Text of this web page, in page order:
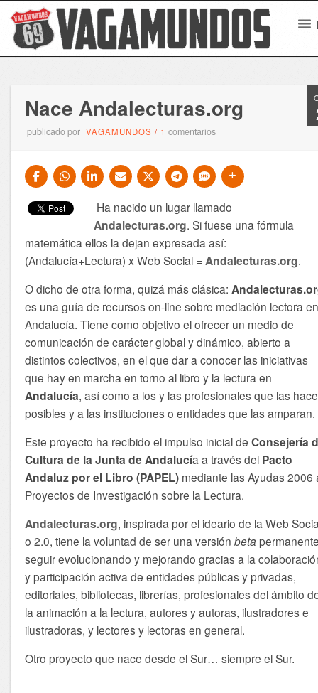
Nace Andalecturas.org
publicado por VAGAMUNDOS / 1comentarios
Ha nacido un lugar llamado
Andalecturas.org. Si fuese una fórmula
matemática ellos la dejan expresada así:
(Andalucía+Lectura) x Web Social = Andalecturas.org.
O dicho de otra forma, quizá más clásica:
es una guía de recursos on-line sobre mediación lectora
Andalucía. Tiene como objetivo el ofrecer un medio de
comunicación de carácter global y dinámico, abierto a
distintos colectivos, en el que dar a conocer las iniciativas
que hay en marcha en torno al libro y la lectura en
Andalucía, así como a los y las profesionales que las
posibles y a las instituciones o entidades que las amparan.
Este proyecto ha recibido el impulso inicial de Consejería
Cultura de la Junta de Andalucía a través del Pacto
Andaluz por el Libro (PAPEL) mediante las Ayudas 2006
Proyectos de Investigación sobre la Lectura.
Andalecturas.org, inspirada por el ideario de la Web
o 2.0, tiene la voluntad de ser una versiónbeta
seguir evolucionando y mejorando gracias a la
y participación activa de entidades públicas y privadas,
editoriales, bibliotecas, librerías, profesionales del ámbito
la animación a la lectura, autores y autoras, ilustradores e
ilustradoras, y lectores y lectoras en general.
Otro proyecto que nace desde el Sur… siempre el Sur.